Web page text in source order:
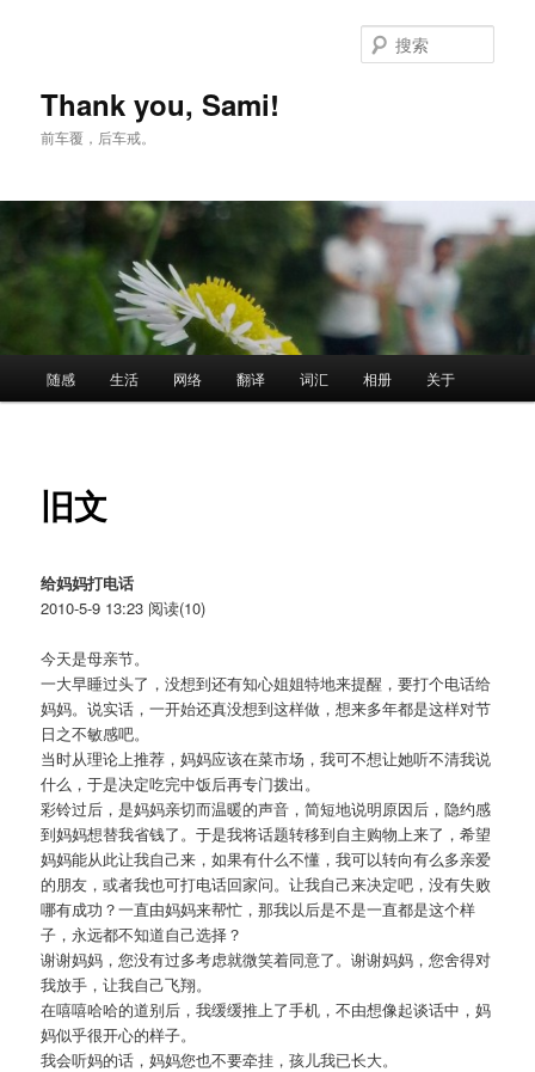
Thank you, Sami!
前车覆，后车戒。
索
随感 生活 网络 翻译 词汇 相册 关于
旧文
给妈妈打电话
2010-5-9 13:23 阅读(10)
今天是母亲节。
一大早睡过头了，没想到还有知心姐姐特地来提醒，要打个电话给
妈妈。说实话，一开始还真没想到这样做，想来多年都是这样对节
日之不敏感吧。
当时从理论上推荐，妈妈应该在菜市场，我可不想让她听不清我说
什么，于是决定吃完中饭后再专门拨出。
彩铃过后，是妈妈亲切而温暖的声音，简短地说明原因后，隐约感
到妈妈想替我省钱了。于是我将话题转移到自主购物上来了，希望
妈妈能从此让我自己来，如果有什么不懂，我可以转向有么多亲爱
的朋友，或者我也可打电话回家问。让我自己来决定吧，没有失败
哪有成功？一直由妈妈来帮忙，那我以后是不是一直都是这个样
子，永远都不知道自己选择？
谢谢妈妈，您没有过多考虑就微笑着同意了。谢谢妈妈，您舍得对
我放手，让我自己飞翔。
在嘻嘻哈哈的道别后，我缓缓推上了手机，不由想像起谈话中，妈
妈似乎很开心的样子。
我会听妈的话，妈妈您也不要牵挂，孩儿我已长大。